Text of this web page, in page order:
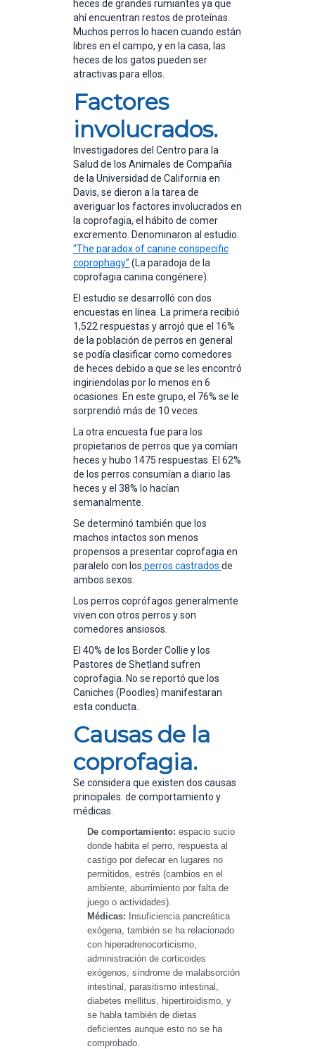
heces de grandes rumiantes ya que
ahí encuentran restos de proteínas.
Muchos perros lo hacen cuando están
libres en el campo, y en la casa, las
heces de los gatos pueden ser
atractivas para ellos.
Factores
involucrados.
Investigadores del Centro para la
Salud de los Animales de Compañía
de la Universidad de California en
Davis, se dieron a la tarea de
averiguar los factores involucrados en
la coprofagia, el hábito de comer
excremento. Denominaron al estudio:
“The paradox of canine conspecific
coprophagy” (La paradoja de la
coprofagia canina congénere).
El estudio se desarrolló con dos
encuestas en línea. La primera recibió
1,522 respuestas y arrojó que el 16%
de la población de perros en general
se podía clasificar como comedores
de heces debido a que se les encontró
ingiriendolas por lo menos en 6
ocasiones. En este grupo, el 76% se le
sorprendió más de 10 veces.
La otra encuesta fue para los
propietarios de perros que ya comían
heces y hubo 1475 respuestas. El 62%
de los perros consumían a diario las
heces y el 38% lo hacían
semanalmente.
Se determinó también que los
machos intactos son menos
propensos a presentar coprofagia en
paralelo con los perros castrados de
ambos sexos.
Los perros coprófagos generalmente
viven con otros perros y son
comedores ansiosos.
El 40% de los Border Collie y los
Pastores de Shetland sufren
coprofagia. No se reportó que los
Caniches (Poodles) manifestaran
esta conducta.
Causas de la
coprofagia.
Se considera que existen dos causas
principales: de comportamiento y
médicas.
De comportamiento: espacio sucio
donde habita el perro, respuesta al
castigo por defecar en lugares no
permitidos, estrés (cambios en el
ambiente, aburrimiento por falta de
juego o actividades).
Médicas: Insuficiencia pancreática
exógena, también se ha relacionado
con hiperadrenocorticismo,
administración de corticoides
exógenos, síndrome de malabsorción
intestinal, parasitismo intestinal,
diabetes mellitus, hipertiroidismo, y
se habla también de dietas
deficientes aunque esto no se ha
comprobado.